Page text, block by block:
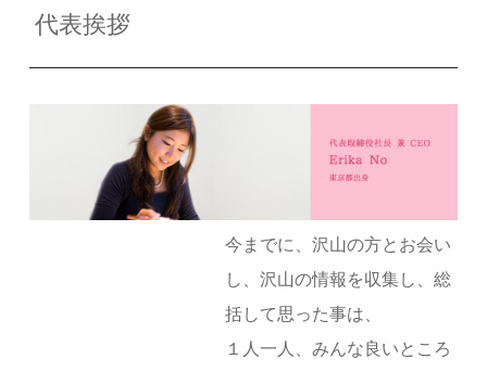
代表挨拶
今までに、沢山の方とお会い
し、沢山の情報を収集し、総
括して思った事は、
１人一人、みんな良いところ